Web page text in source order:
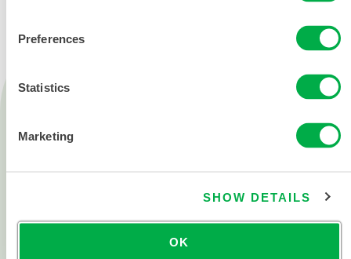
Preferences
Statistics
Marketing
SHOW DETAILS
OK
产品
化学防护